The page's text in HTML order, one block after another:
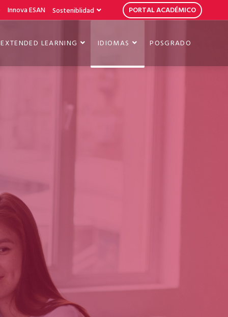
Innova ESAN Sosteniblidad PORTAL ACADÉMICO
EXTENDED LEARNING IDIOMAS POSGRADO